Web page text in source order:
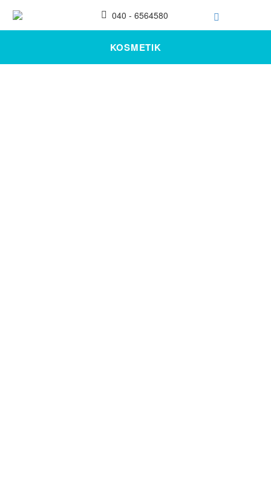
040 - 6564580
KOSMETIK